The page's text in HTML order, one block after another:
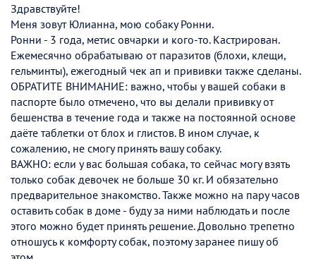
Здравствуйте!
Меня зовут Юлианна, мою собаку Ронни.
Ронни - 3 года, метис овчарки и кого-то. Кастрирован.
Ежемесячно обрабатываю от паразитов (блохи, клещи,
гельминты), ежегодный чек ап и прививки также сделаны.
ОБРАТИТЕ ВНИМАНИЕ: важно, чтобы у вашей собаки в
паспорте было отмечено, что вы делали прививку от
бешенства в течение года и также на постоянной основе
даёте таблетки от блох и глистов. В ином случае, к
сожалению, не смогу принять вашу собаку.
ВАЖНО: если у вас большая собака, то сейчас могу взять
только собак девочек не больше 30 кг. И обязательно
предварительное знакомство. Также можно на пару часов
оставить собак в доме - буду за ними наблюдать и после
этого можно будет принять решение. Довольно трепетно
отношусь к комфорту собак, поэтому заранее пишу об